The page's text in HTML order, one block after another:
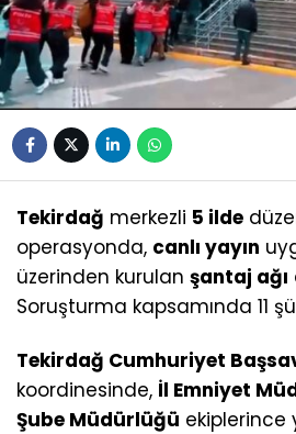
Tekirdağ merkezli 5 ilde
operasyonda, canlı yayın
üzerinden kurulan şantaj ağı
Soruşturma kapsamında 11
Tekirdağ Cumhuriyet
koordinesinde, İl Emniyet
Şube Müdürlüğü ekiplerince